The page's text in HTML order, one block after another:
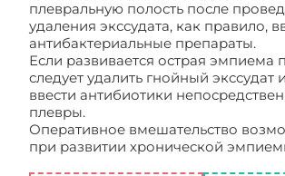
плевральную полость после
удаления экссудата, как правило,
антибактериальные препараты.
Если развивается острая эмпиема
следует удалить гнойный экссудат
ввести антибиотики
плевры.
Оперативное вмешательство
при развитии хронической